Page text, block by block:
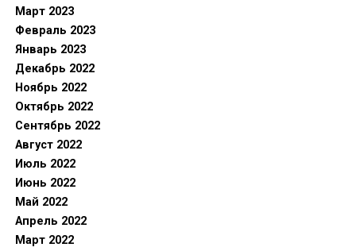
Март 2023
Февраль 2023
Январь 2023
Декабрь 2022
Ноябрь 2022
Октябрь 2022
Сентябрь 2022
Август 2022
Июль 2022
Июнь 2022
Май 2022
Апрель 2022
Март 2022